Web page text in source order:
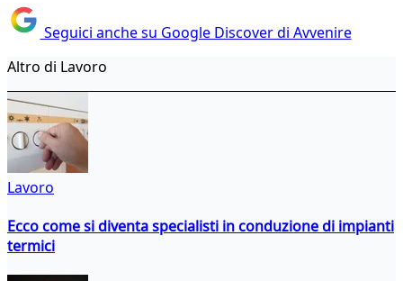
Seguici anche su Google Discover di Avvenire
Altro di Lavoro
Lavoro
Ecco come si diventa specialisti in conduzione di impianti
termici